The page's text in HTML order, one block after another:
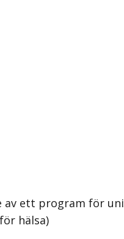
ett program för
hälsa)